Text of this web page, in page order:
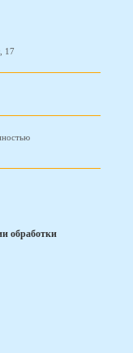
17
обработки